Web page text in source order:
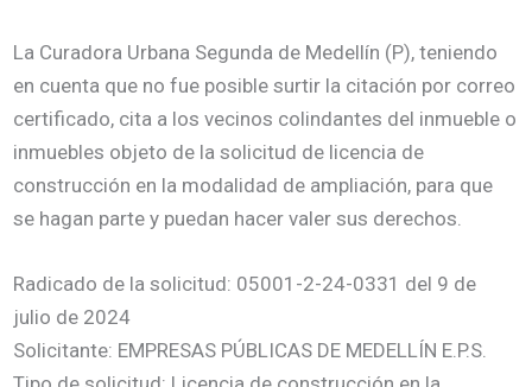
La Curadora Urbana Segunda de Medellín (P), teniendo
en cuenta que no fue posible surtir la citación por correo
certificado, cita a los vecinos colindantes del inmueble o
inmuebles objeto de la solicitud de licencia de
construcción en la modalidad de ampliación, para que
se hagan parte y puedan hacer valer sus derechos.
Radicado de la solicitud: 05001-2-24-0331 del 9 de
julio de 2024
Solicitante: EMPRESAS PÚBLICAS DE MEDELLÍN E.P.S.